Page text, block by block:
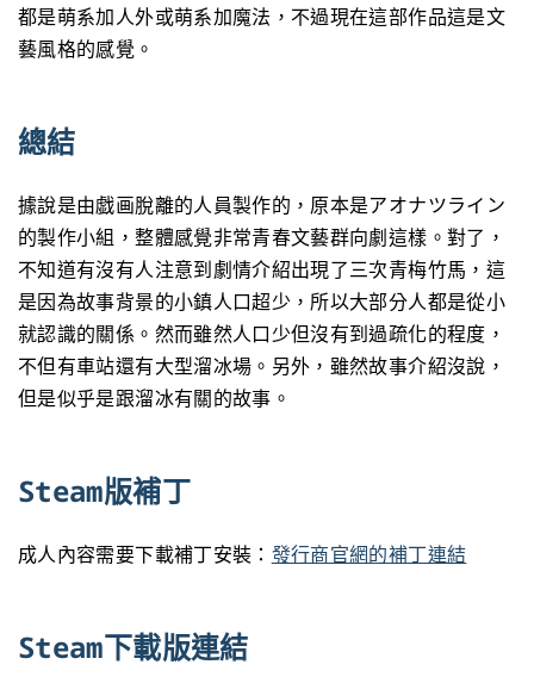
都是萌系加人外或萌系加魔法，不過現在這部作品這是文
藝風格的感覺。
總結
據說是由戯画脫離的人員製作的，原本是アオナツライン
的製作小組，整體感覺非常青春文藝群向劇這樣。對了，
不知道有沒有人注意到劇情介紹出現了三次青梅竹馬，這
是因為故事背景的小鎮人口超少，所以大部分人都是從小
就認識的關係。然而雖然人口少但沒有到過疏化的程度，
不但有車站還有大型溜冰場。另外，雖然故事介紹沒說，
但是似乎是跟溜冰有關的故事。
Steam版補丁
成人內容需要下載補丁安裝： 發行商官網的補丁連結
Steam下載版連結